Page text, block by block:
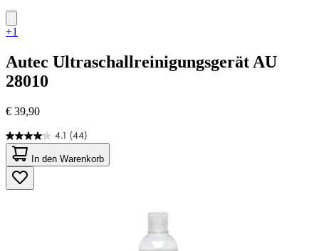
+1
Autec Ultraschallreinigungsgerät AU
28010
€ 39,90
4.1 (44)
4.1
von
5
Sternen.
44
In den Warenkorb